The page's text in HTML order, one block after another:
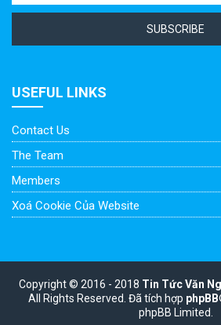
SUBSCRIBE
USEFUL LINKS
Contact Us
The Team
Members
Xoá Cookie Của Website
Copyright © 2016 - 2018 Tin Tức Văn
All Rights Reserved. Đã tích hợp phpBB
phpBB Limited.